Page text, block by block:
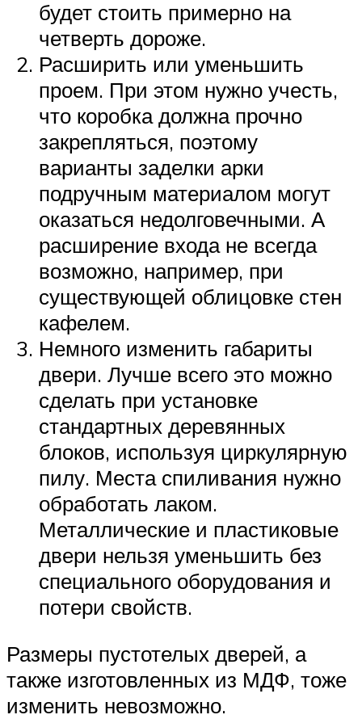
будет стоить примерно на
четверть дороже.
Расширить или уменьшить
проем. При этом нужно учесть,
что коробка должна прочно
закрепляться, поэтому
варианты заделки арки
подручным материалом могут
оказаться недолговечными. А
расширение входа не всегда
возможно, например, при
существующей облицовке стен
кафелем.
Немного изменить габариты
двери. Лучше всего это можно
сделать при установке
стандартных деревянных
блоков, используя циркулярную
пилу. Места спиливания нужно
обработать лаком.
Металлические и пластиковые
двери нельзя уменьшить без
специального оборудования и
потери свойств.
Размеры пустотелых дверей, а
также изготовленных из МДФ, тоже
изменить невозможно.